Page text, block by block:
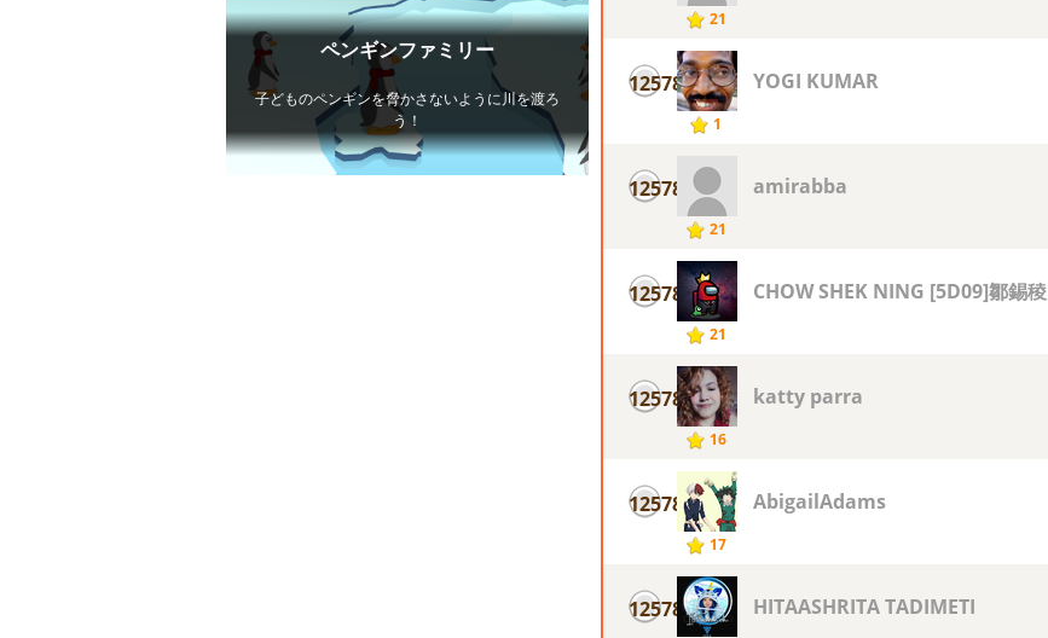
21
12578
1
YOGI KUMAR
12578
21
amirabba
12578
21
CHOW SHEK NING [5D09]鄒錫稜
12578
16
katty parra
12578
17
AbigailAdams
12578 HITAASHRITA TADIMETI